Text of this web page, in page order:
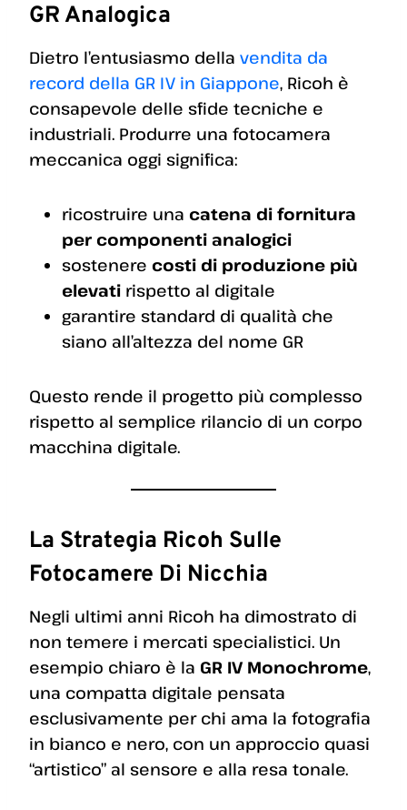
GR Analogica
Dietro l’entusiasmo della vendita da
record della GR IV in Giappone, Ricoh è
consapevole delle sfide tecniche e
industriali. Produrre una fotocamera
meccanica oggi significa:
ricostruire una catena di fornitura
per componenti analogici
sostenere costi di produzione più
elevati rispetto al digitale
garantire standard di qualità che
siano all’altezza del nome GR
Questo rende il progetto più complesso
rispetto al semplice rilancio di un corpo
macchina digitale.
La Strategia Ricoh Sulle
Fotocamere Di Nicchia
Negli ultimi anni Ricoh ha dimostrato di
non temere i mercati specialistici. Un
esempio chiaro è la GR IV Monochrome,
una compatta digitale pensata
esclusivamente per chi ama la fotografia
in bianco e nero, con un approccio quasi
“artistico” al sensore e alla resa tonale.